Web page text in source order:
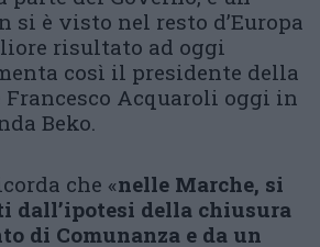
si è visto nel resto d’Europa
risultato ad oggi
così il presidente della
Francesco Acquaroli oggi in
Beko.
che «nelle Marche, si
dall’ipotesi della chiusura
di Comunanza e da un